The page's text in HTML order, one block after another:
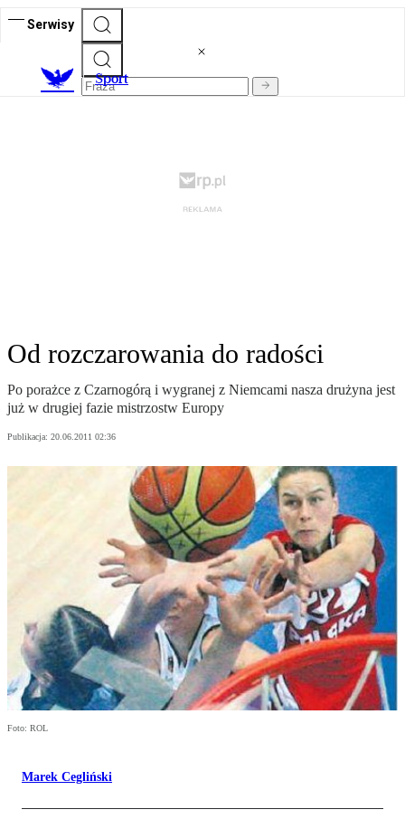
Serwisy
Sport
Od rozczarowania do radości
Po porażce z Czarnogórą i wygranej z Niemcami nasza drużyna jest
już w drugiej fazie mistrzostw Europy
Publikacja: 20.06.2011 02:36
Foto: ROL
Marek Cegliński